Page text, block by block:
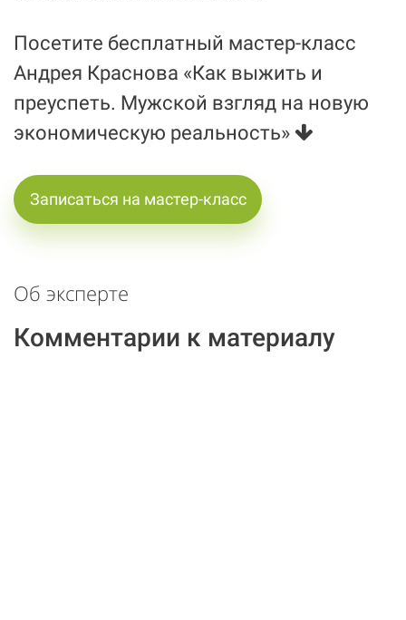
Посетите бесплатный мастер-класс
Андрея Краснова «Как выжить и
преуспеть. Мужской взгляд на новую
экономическую реальность»
Записаться на мастер-класс
Об эксперте
Комментарии к материалу